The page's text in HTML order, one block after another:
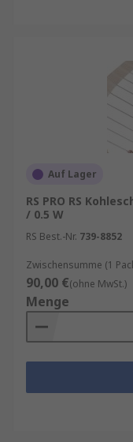
Auf Lager
RS PRO RS
/ 0.5 W
RS Best.-Nr. 739-8852
Zwischensumme (1
90,00 €(ohne MwSt.)
Menge